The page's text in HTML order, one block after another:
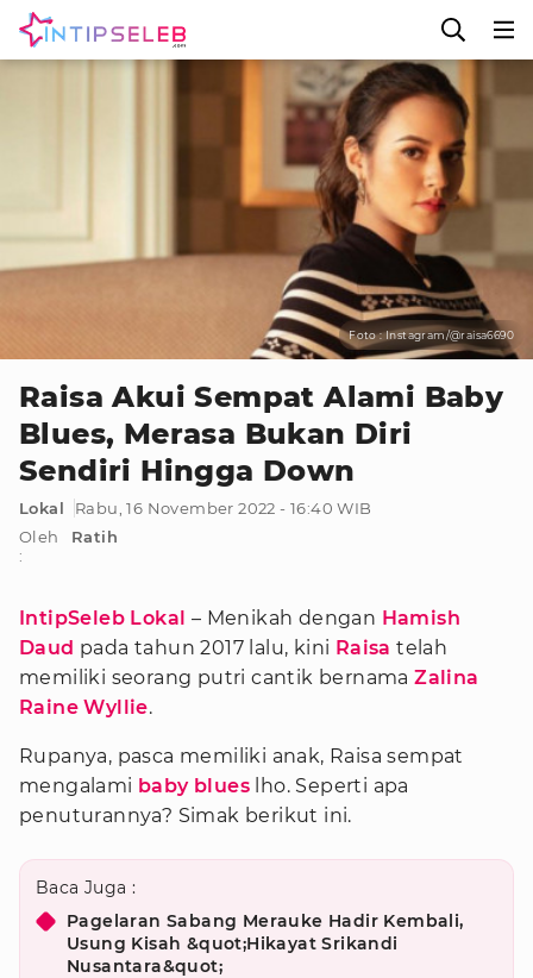
Foto : Instagram/@raisa6690
Raisa Akui Sempat Alami Baby
Blues, Merasa Bukan Diri
Sendiri Hingga Down
Lokal
Rabu, 16 November 2022 - 16:40 WIB
Oleh
:
Ratih
IntipSeleb Lokal – Menikah dengan Hamish
Daud pada tahun 2017 lalu, kini Raisa telah
memiliki seorang putri cantik bernamaZalina
Raine Wyllie.
Rupanya, pasca memiliki anak, Raisa sempat
mengalami baby blues lho. Seperti apa
penuturannya? Simak berikut ini.
Baca Juga :
Pagelaran Sabang Merauke Hadir Kembali,
Usung Kisah &quot;Hikayat Srikandi
Nusantara&quot;